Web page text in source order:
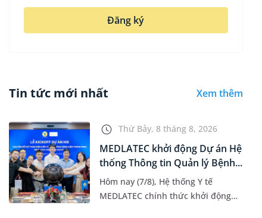
Đăng ký
Tin tức mới nhất Xem thêm
Thứ Bảy, 8 tháng 8, 2026
MEDLATEC khởi động Dự án Hệ
thống Thông tin Quản lý Bệnh...
Hôm nay (7/8), Hệ thống Y tế
MEDLATEC chính thức khởi động